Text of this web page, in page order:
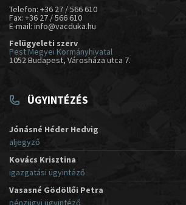
Telefon: +36 27 / 566 610
Fax: +36 27 / 566 610
E-mail: info@vacduka.hu
Felügyeleti szerv
Pest Megyei Kormányhivatal
1052 Budapest, Városháza utca 7.
ÜGYINTÉZÉS
Jónásné Héder Hedvig
aljegyző
Kovács Krisztina
igazgatási ügyintéző
Vasasné Gödöllői Petra
pénzügyi ügyintéző